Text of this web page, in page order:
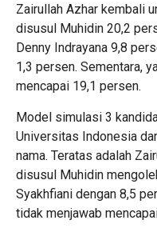
Zairullah Azhar kembali
disusul Muhidin 20,2
Denny Indrayana 9,8
1,3 persen. Sementara,
mencapai 19,1 persen.
Model simulasi 3
Universitas Indonesia
nama. Teratas adalah
disusul Muhidin
Syakhfiani dengan 8,5
tidak menjawab